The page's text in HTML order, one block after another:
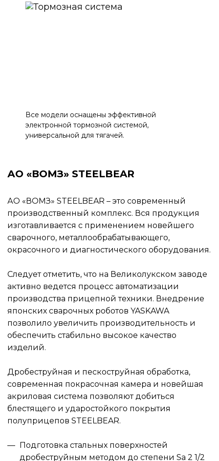
Все модели оснащены эффективной
электронной тормозной системой,
универсальной для тягачей.
АО «ВОМЗ» STEELBEAR
АО «ВОМЗ» STEELBEAR – это современный
производственный комплекс. Вся продукция
изготавливается с применением новейшего
сварочного, металлообрабатывающего,
окрасочного и диагностического оборудования.
Следует отметить, что на Великолукском заводе
активно ведется процесс автоматизации
производства прицепной техники. Внедрение
японских сварочных роботов YASKAWA
позволило увеличить производительность и
обеспечить стабильно высокое качество
изделий.
Дробеструйная и пескоструйная обработка,
современная покрасочная камера и новейшая
акриловая система позволяют добиться
блестящего и ударостойкого покрытия
полуприцепов STEELBEAR.
Подготовка стальных поверхностей
дробеструйным методом до степени Sa 2 1/2